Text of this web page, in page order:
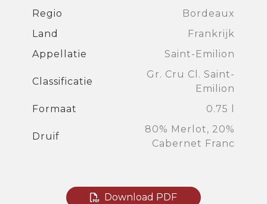
Regio
Bordeaux
Land
Frankrijk
Appellatie
Saint-Emilion
Classificatie
Gr. Cru Cl. Saint-
Emilion
Formaat
0.75 l
Druif
80% Merlot, 20%
Cabernet Franc
Download PDF